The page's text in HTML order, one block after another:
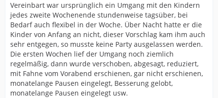
Vereinbart war ursprünglich ein Umgang mit den Kindern
jedes zweite Wochenende stundenweise tagsüber, bei
Bedarf auch flexibel in der Woche. Über Nacht hatte er die
Kinder von Anfang an nicht, dieser Vorschlag kam ihm auch
sehr entgegen, so musste keine Party ausgelassen werden.
Die ersten Wochen lief der Umgang noch ziemlich
regelmäßig, dann wurde verschoben, abgesagt, reduziert,
mit Fahne vom Vorabend erschienen, gar nicht erschienen,
monatelange Pausen eingelegt, Besserung gelobt,
monatelange Pausen eingelegt usw.